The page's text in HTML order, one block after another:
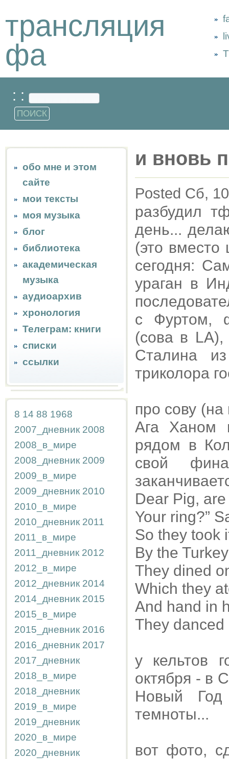
трансляция
фа
: :
обо мне и этом
сайте
мои тексты
моя музыка
блог
библиотека
академическая
музыка
аудиоархив
хронология
Телеграм: книги
списки
ссылки
8 14 88 1968
2007_дневник 2008
2008_в_мире
2008_дневник 2009
2009_в_мире
2009_дневник 2010
2010_в_мире
2010_дневник 2011
2011_в_мире
2011_дневник 2012
2012_в_мире
2012_дневник 2014
2014_дневник 2015
2015_в_мире
2015_дневник 2016
2016_дневник 2017
2017_дневник
2018_в_мире
2018_дневник
2019_в_мире
2019_дневник
2020_в_мире
2020_дневник
и вновь
Posted Сб,
разбудил
день...
(это
сегодня:
ураган в
с Фуртом,
(сова в
Сталина
триколора
про сову (на
Ага Ханом
рядом в
свой
Dear Pig,
Your ring?”
So they took
By the
They dined
Which they
And hand in
They
у кельтов
октября - в
Новый
темноты...
вот фото,